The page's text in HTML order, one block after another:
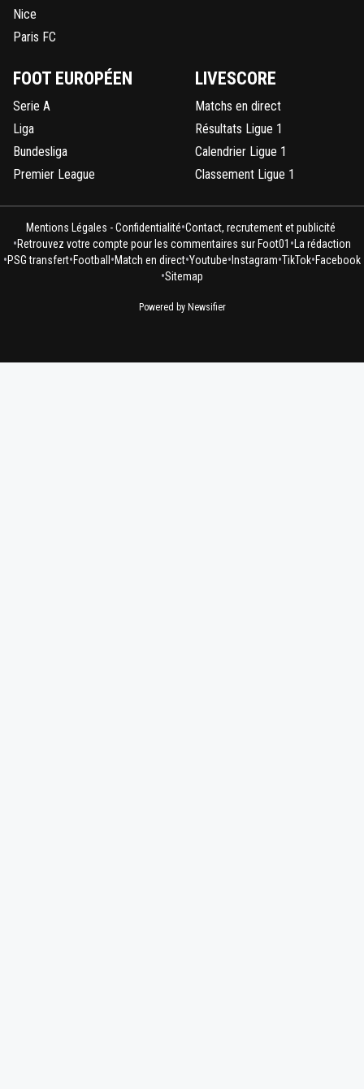
Nice
Paris FC
FOOT EUROPÉEN
Serie A
Liga
Bundesliga
Premier League
LIVESCORE
Matchs en direct
Résultats Ligue 1
Calendrier Ligue 1
Classement Ligue 1
Mentions Légales - Confidentialité•Contact, recrutement et publicité
•Retrouvez votre compte pour les commentaires sur Foot01 • La rédaction
•PSG transfert•Football •Match en direct•Youtube• Instagram•TikTok•Facebook
•Sitemap
Powered by Newsifier